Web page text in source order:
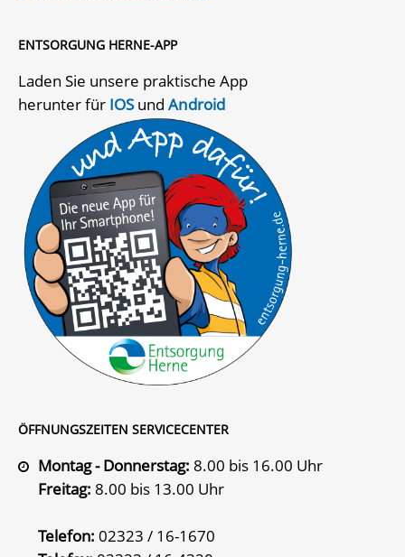
ENTSORGUNG HERNE-APP
Laden Sie unsere praktische App
herunter für IOSundAndroid
ÖFFNUNGSZEITEN SERVICECENTER
Montag - Donnerstag: 8.00 bis 16.00 Uhr
Freitag: 8.00 bis 13.00 Uhr
Telefon: 02323 / 16-1670